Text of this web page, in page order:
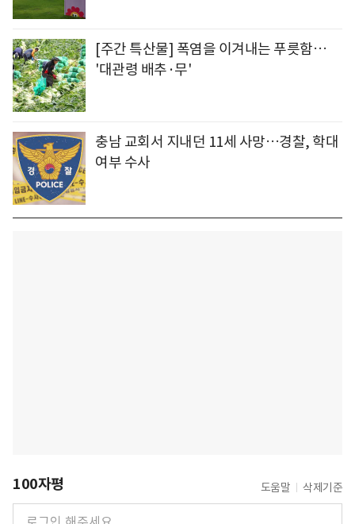
[주간 특산물] 폭염을 이겨내는 푸릇함…
'대관령 배추·무'
충남 교회서 지내던 11세 사망…경찰, 학대
여부 수사
100자평 도움말 삭제기준